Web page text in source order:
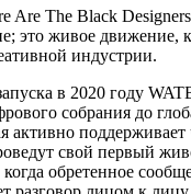
Are The Black
это живое движение,
индустрии.
в 2020 году
собрания до
активно поддерживает
свой первый
обретенное